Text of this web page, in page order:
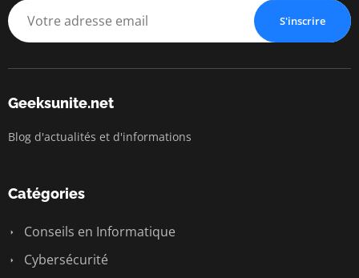
S'inscrire
Geeksunite.net
Blog d'actualités et d'informations
Catégories
Conseils en Informatique
Cybersécurité